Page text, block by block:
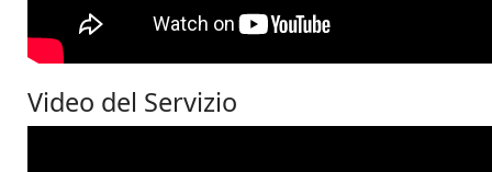
Video del Servizio